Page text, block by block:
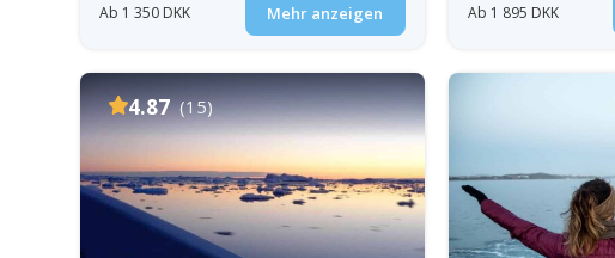
Ab 1 350 DKK Mehr anzeigen Ab 1 895 DKK
4.87 (15)